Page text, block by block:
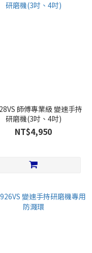
師傅專業級 變速手持
研磨機(3吋、4吋)
NT$4,950